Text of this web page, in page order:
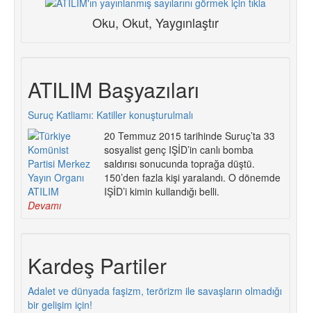
Oku, Okut, Yaygınlaştır
ATILIM Başyazıları
Suruç Katliamı: Katiller konuşturulmalı
20 Temmuz 2015 tarihinde Suruç’ta 33
sosyalist genç IŞİD’in canlı bomba
saldırısı sonucunda toprağa düştü.
150’den fazla kişi yaralandı. O dönemde
IŞİD’i kimin kullandığı belli.
Devamı
Kardeş Partiler
Adalet ve dünyada faşizm, terörizm ile savaşların olmadığı
bir gelişim için!